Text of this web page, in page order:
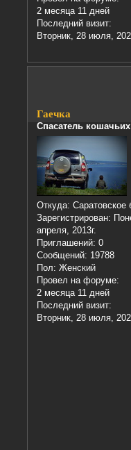
2 месяца 11 дней
Последний визит:
Вторник, 28 июля,
Гаечка
Спасатель
Откуда: Саратовское
Зарегистрирован:
апреля, 2013г.
Приглашений: 0
Сообщений: 19788
Пол: Женский
Провел на форуме:
2 месяца 11 дней
Последний визит:
Вторник, 28 июля,